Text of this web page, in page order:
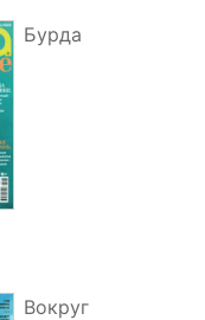
Бурда
Вокруг